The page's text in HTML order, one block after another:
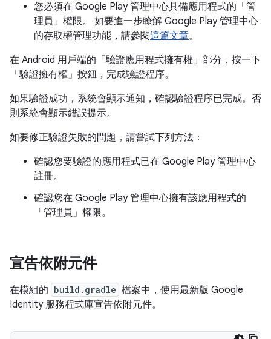
您必須在 Google Play 管理中心具備應用程式的「管
理員」 權限。 如要進一步瞭解 Google Play 管理中心
的存取權管理功能，請參閱這篇文章。
在 Android 用戶端的「驗證應用程式擁有權」 部分，按一下
「驗證擁有權」 按鈕，完成驗證程序。
如果驗證成功，系統會顯示通知，確認驗證程序已完成。否
則系統會顯示錯誤提示。
如要修正驗證失敗的問題，請嘗試下列方法：
確認您要驗證的應用程式已在 Google Play 管理中心
註冊。
確認您在 Google Play 管理中心擁有該應用程式的
「管理員」 權限。
宣告依附元件
在模組的 build.gradle 檔案中，使用最新版 Google
Identity 服務程式庫宣告依附元件。